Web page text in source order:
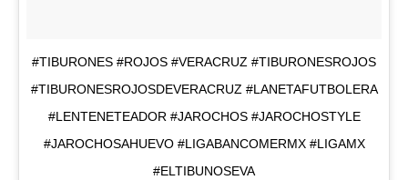
#TIBURONES #ROJOS #VERACRUZ #TIBURONESROJOS
#TIBURONESROJOSDEVERACRUZ #LANETAFUTBOLERA
#LENTENETEADOR #JAROCHOS #JAROCHOSTYLE
#JAROCHOSAHUEVO #LIGABANCOMERMX #LIGAMX
#ELTIBUNOSEVA